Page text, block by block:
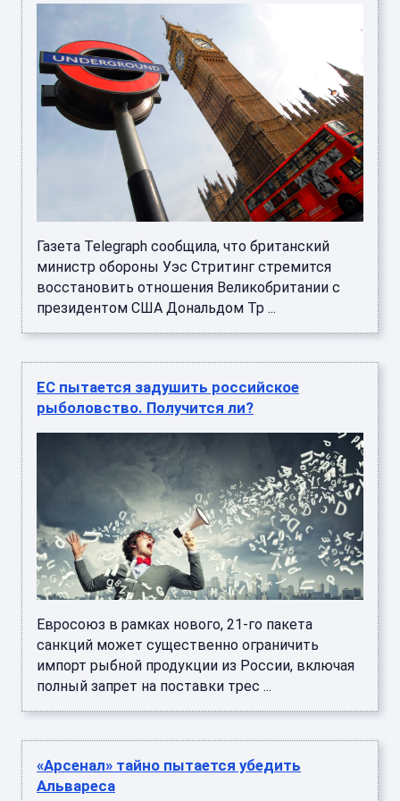
Газета Telegraph сообщила, что британский
министр обороны Уэс Стритинг стремится
восстановить отношения Великобритании с
президентом США Дональдом Тр ...
ЕС пытается задушить российское
рыболовство. Получится ли?
Евросоюз в рамках нового, 21-го пакета
санкций может существенно ограничить
импорт рыбной продукции из России, включая
полный запрет на поставки трес ...
«Арсенал» тайно пытается убедить
Альвареса